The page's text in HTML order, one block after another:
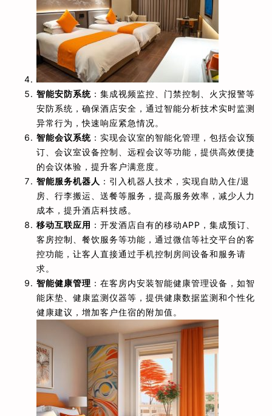
智能安防系统 ：集成视频监控、门禁控制、火灾报警等
安防系统，确保酒店安全，通过智能分析技术实时监测
异常行为，快速响应紧急情况。
智能会议系统 ：实现会议室的智能化管理，包括会议预
订、会议室设备控制、远程会议等功能，提供高效便捷
的会议体验，提升客户满意度。
智能服务机器人 ：引入机器人技术，实现自助入住/退
房、行李搬运、送餐等服务，提高服务效率，减少人力
成本，提升酒店科技感。
移动互联应用 ：开发酒店自有的移动APP，集成预订、
客房控制、餐饮服务等功能，通过微信等社交平台的客
控功能，让客人直接通过手机控制房间设备和服务请
求。
智能健康管理 ：在客房内安装智能健康管理设备，如智
能床垫、健康监测仪器等，提供健康数据监测和个性化
健康建议，增加客户住宿的附加值。